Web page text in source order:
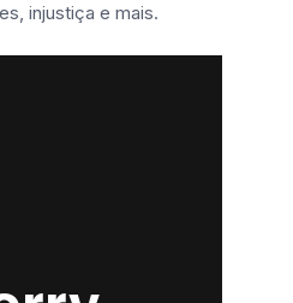
injustiça e mais.